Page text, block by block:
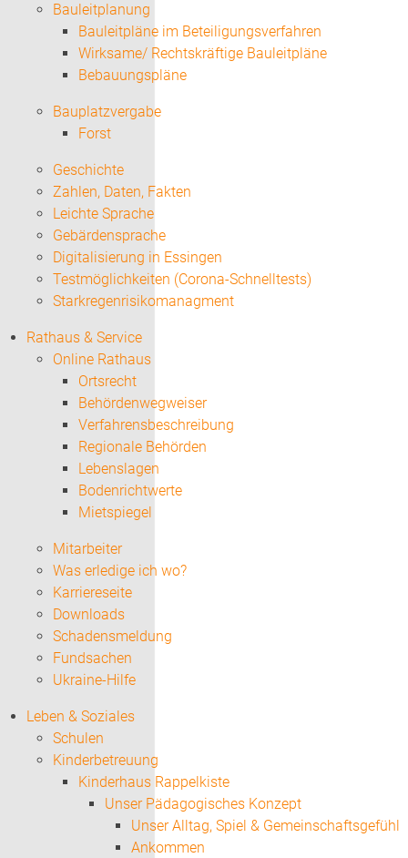
Bauleitplanung
Bauleitpläne im Beteiligungsverfahren
Wirksame/ Rechtskräftige Bauleitpläne
Bebauungspläne
Bauplatzvergabe
Forst
Geschichte
Zahlen, Daten, Fakten
Leichte Sprache
Gebärdensprache
Digitalisierung in Essingen
Testmöglichkeiten (Corona-Schnelltests)
Starkregenrisikomanagment
Rathaus & Service
Online Rathaus
Ortsrecht
Behördenwegweiser
Verfahrensbeschreibung
Regionale Behörden
Lebenslagen
Bodenrichtwerte
Mietspiegel
Mitarbeiter
Was erledige ich wo?
Karriereseite
Downloads
Schadensmeldung
Fundsachen
Ukraine-Hilfe
Leben & Soziales
Schulen
Kinderbetreuung
Kinderhaus Rappelkiste
Unser Pädagogisches Konzept
Unser Alltag, Spiel & Gemeinschaftsgefühl
Ankommen